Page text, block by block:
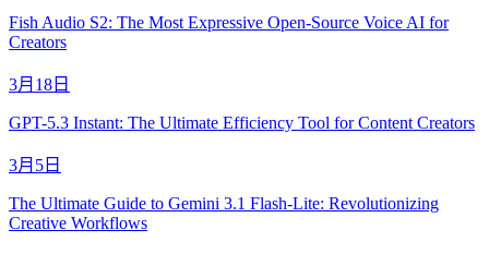
Fish Audio S2: The Most Expressive Open-Source Voice AI for
Creators
3月18日
GPT-5.3 Instant: The Ultimate Efficiency Tool for Content Creators
3月5日
The Ultimate Guide to Gemini 3.1 Flash-Lite: Revolutionizing
Creative Workflows